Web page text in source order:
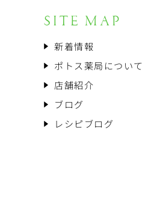
SITE MAP
新着情報
ポトス薬局について
店舗紹介
ブログ
レシピブログ